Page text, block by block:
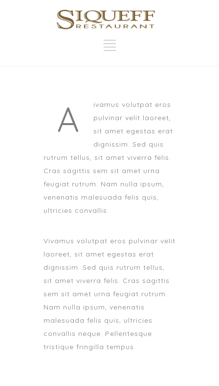
A
ivamus volutpat eros
pulvinar velit laoreet,
sit amet egestas erat
dignissim. Sed quis
rutrum tellus, sit amet viverra felis.
Cras sagittis sem sit amet urna
feugiat rutrum. Nam nulla ipsum,
venenatis malesuada felis quis,
ultricies convallis.
Vivamus volutpat eros pulvinar velit
laoreet, sit amet egestas erat
dignissim. Sed quis rutrum tellus,
sit amet viverra felis. Cras sagittis
sem sit amet urna feugiat rutrum.
Nam nulla ipsum, venenatis
malesuada felis quis, ultricies
convallis neque. Pellentesque
tristique fringilla tempus.